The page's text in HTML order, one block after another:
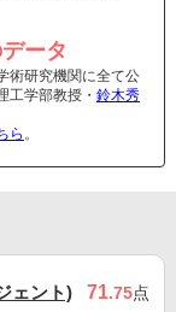
ータ
術研究機関に全て公
工学部教授・ 鈴木秀
ら 。
ェント) 71.75点